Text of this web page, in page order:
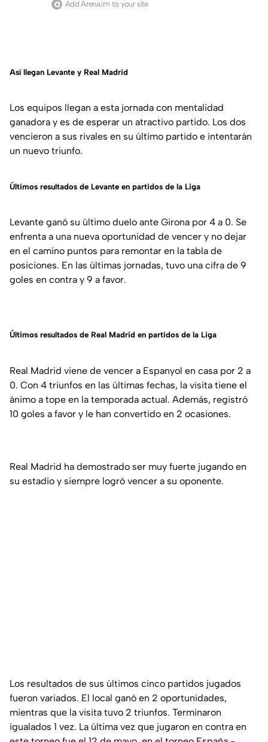
Add Arena.im to your site
Así llegan Levante y Real Madrid
Los equipos llegan a esta jornada con mentalidad
ganadora y es de esperar un atractivo partido. Los dos
vencieron a sus rivales en su último partido e intentarán
un nuevo triunfo.
Últimos resultados de Levante en partidos de la Liga
Levante ganó su último duelo ante Girona por 4 a 0. Se
enfrenta a una nueva oportunidad de vencer y no dejar
en el camino puntos para remontar en la tabla de
posiciones. En las últimas jornadas, tuvo una cifra de 9
goles en contra y 9 a favor.
Últimos resultados de Real Madrid en partidos de la Liga
Real Madrid viene de vencer a Espanyol en casa por 2 a
0. Con 4 triunfos en las últimas fechas, la visita tiene el
ánimo a tope en la temporada actual. Además, registró
10 goles a favor y le han convertido en 2 ocasiones.
Real Madrid ha demostrado ser muy fuerte jugando en
su estadio y siempre logró vencer a su oponente.
Los resultados de sus últimos cinco partidos jugados
fueron variados. El local ganó en 2 oportunidades,
mientras que la visita tuvo 2 triunfos. Terminaron
igualados 1 vez. La última vez que jugaron en contra en